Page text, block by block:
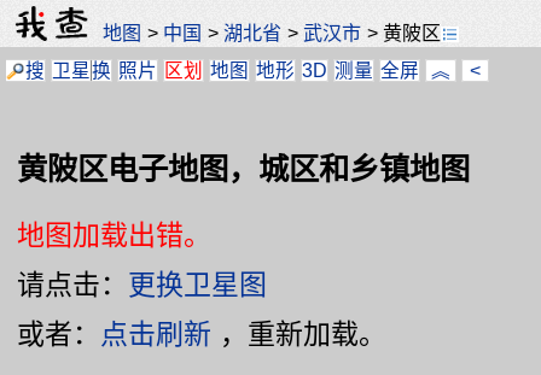
地图 > 中国 >湖北省 >武汉市 >黄陂区
搜 卫星换 照片 区划 地图 地形 3D 测量 全屏 ︽ <
黄陂区电子地图，城区和乡镇地图
地图加载出错。
请点击： 更换卫星图
或者： 点击刷新 ，重新加载。